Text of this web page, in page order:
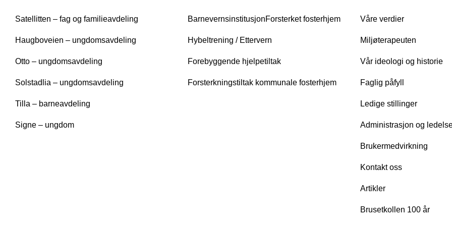
Satellitten – fag og familieavdeling
Haugboveien – ungdomsavdeling
Otto – ungdomsavdeling
Solstadlia – ungdomsavdeling
Tilla – barneavdeling
Signe – ungdom
BarnevernsinstitusjonForsterket fosterhjem
Hybeltrening / Ettervern
Forebyggende hjelpetiltak
Forsterkningstiltak kommunale fosterhjem
Våre verdier
Miljøterapeuten
Vår ideologi og historie
Faglig påfyll
Ledige stillinger
Administrasjon og
Brukermedvirkning
Kontakt oss
Artikler
Brusetkollen 100 år